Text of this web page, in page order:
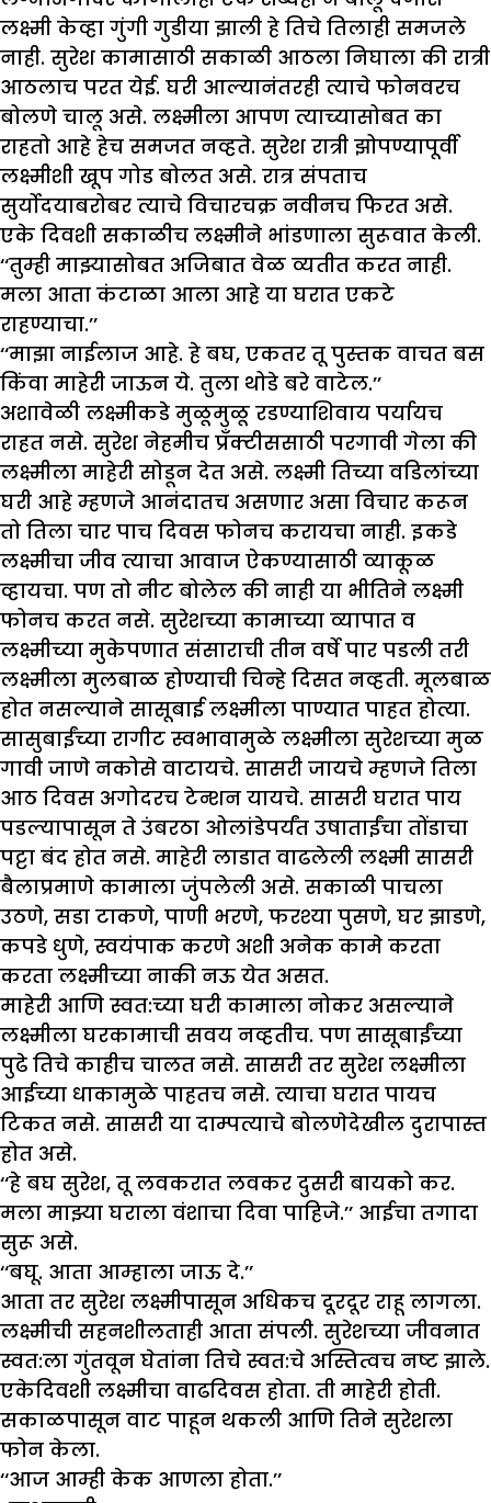
लक्ष्मी केव्हा गुंगी गुडीया झाली हे तिचे तिलाही समजले
नाही. सुरेश कामासाठी सकाळी आठला निघाला की रात्री
आठलाच परत येई. घरी आल्यानंतरही त्याचे फोनवरच
बोलणे चालू असे. लक्ष्मीला आपण त्याच्यासोबत का
राहतो आहे हेच समजत नव्हते. सुरेश रात्री झोपण्यापूर्वी
लक्ष्मीशी खूप गोड बोलत असे. रात्र संपताच
सुर्योदयाबरोबर त्याचे विचारचक्र नवीनच फिरत असे.
एके दिवशी सकाळीच लक्ष्मीने भांडणाला सुरूवात केली.
‘‘तुम्ही माझ्यासोबत अजिबात वेळ व्यतीत करत नाही.
मला आता कंटाळा आला आहे या घरात एकटे
राहण्याचा.’’
‘‘माझा नाईलाज आहे. हे बघ, एकतर तू पुस्तक वाचत बस
किंवा माहेरी जाऊन ये. तुला थोडे बरे वाटेल.’’
अशावेळी लक्ष्मीकडे मुळूमुळू रडण्याशिवाय पर्यायच
राहत नसे. सुरेश नेहमीच प्रँक्टीससाठी परगावी गेला की
लक्ष्मीला माहेरी सोडून देत असे. लक्ष्मी तिच्या वडिलांच्या
घरी आहे म्हणजे आनंदातच असणार असा विचार करून
तो तिला चार पाच दिवस फोनच करायचा नाही. इकडे
लक्ष्मीचा जीव त्याचा आवाज ऐकण्यासाठी व्याकूळ
व्हायचा. पण तो नीट बोलेल की नाही या भीतिने लक्ष्मी
फोनच करत नसे. सुरेशच्या कामाच्या व्यापात व
लक्ष्मीच्या मुकेपणात संसाराची तीन वर्षे पार पडली तरी
लक्ष्मीला मुलबाळ होण्याची चिन्हे दिसत नव्हती. मूलबाळ
होत नसल्याने सासूबाई लक्ष्मीला पाण्यात पाहत होत्या.
सासुबाईंच्या रागीट स्वभावामुळे लक्ष्मीला सुरेशच्या मुळ
गावी जाणे नकोसे वाटायचे. सासरी जायचे म्हणजे तिला
आठ दिवस अगोदरच टेन्शन यायचे. सासरी घरात पाय
पडल्यापासून ते उंबरठा ओलांडेपर्यंत उषाताईंचा तोंडाचा
पट्टा बंद होत नसे. माहेरी लाडात वाढलेली लक्ष्मी सासरी
बैलाप्रमाणे कामाला जुंपलेली असे. सकाळी पाचला
उठणे, सडा टाकणे, पाणी भरणे, फरश्या पुसणे, घर झाडणे,
कपडे धुणे, स्वयंपाक करणे अशी अनेक कामे करता
करता लक्ष्मीच्या नाकी नऊ येत असत.
माहेरी आणि स्वत:च्या घरी कामाला नोकर असल्याने
लक्ष्मीला घरकामाची सवय नव्हतीच. पण सासूबाईंच्या
पुढे तिचे काहीच चालत नसे. सासरी तर सुरेश लक्ष्मीला
आईच्या धाकामुळे पाहतच नसे. त्याचा घरात पायच
टिकत नसे. सासरी या दाम्पत्याचे बोलणेदेखील दुरापास्त
होत असे.
‘‘हे बघ सुरेश, तू लवकरात लवकर दुसरी बायको कर.
मला माझ्या घराला वंशाचा दिवा पाहिजे.’’ आईचा तगादा
सुरू असे.
‘‘बघू. आता आम्हाला जाऊ दे.’’
आता तर सुरेश लक्ष्मीपासून अधिकच दूरदूर राहू लागला.
लक्ष्मीची सहनशीलताही आता संपली. सुरेशच्या जीवनात
स्वत:ला गुंतवून घेतांना तिचे स्वत:चे अस्तित्वच नष्ट झाले.
एकेदिवशी लक्ष्मीचा वाढदिवस होता. ती माहेरी होती.
सकाळपासून वाट पाहून थकली आणि तिने सुरेशला
फोन केला.
‘‘आज आम्ही केक आणला होता.’’